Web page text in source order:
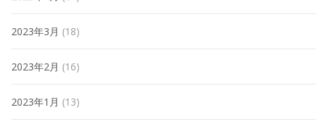
2023年3月 (18)
2023年2月 (16)
2023年1月 (13)